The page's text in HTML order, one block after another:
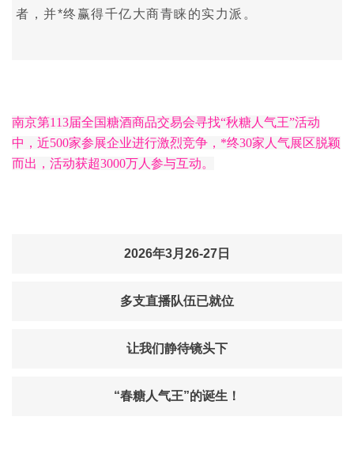
者，并*终赢得千亿大商青睐的实力派。
南京第113届全国糖酒商品交易会寻找“秋糖人气王”活动
中，近500家参展企业进行激烈竞争，*终30家人气展区脱颖
而出，活动获超3000万人参与互动。
2026年3月26-27日
多支直播队伍已就位
让我们静待镜头下
“春糖人气王”的诞生！